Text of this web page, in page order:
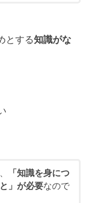
とする知識がな
「知識を身につ
」が必要なので